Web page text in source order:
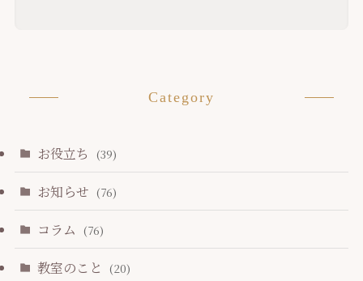
Category
お役立ち (39)
お知らせ (76)
コラム (76)
教室のこと (20)